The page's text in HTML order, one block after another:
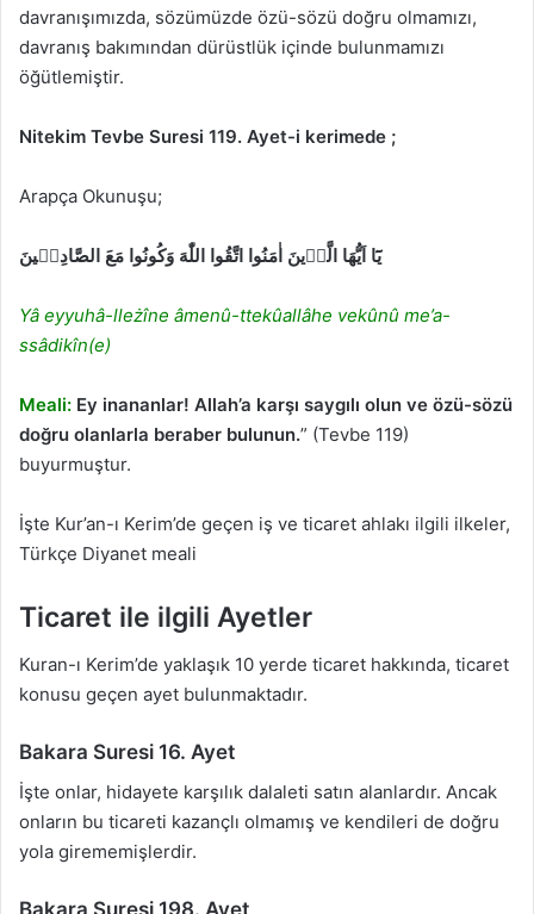
davranışımızda, sözümüzde özü-sözü doğru olmamızı,
davranış bakımından dürüstlük içinde bulunmamızı
öğütlemiştir.
Nitekim Tevbe Suresi 119. Ayet-i kerimede ;
Arapça Okunuşu;
يَٓا اَيُّهَا الَّذ۪ينَ اٰمَنُوا اتَّقُوا اللّٰهَ وَكُونُوا مَعَ الصَّادِق۪ينَ
Yâ eyyuhâ-lleżîne âmenû-ttekûallâhe vekûnû me’a-
ssâdikîn(e)
Meali: Ey inananlar! Allah’a karşı saygılı olun ve özü-sözü
doğru olanlarla beraber bulunun.” (Tevbe 119)
buyurmuştur.
İşte Kur’an-ı Kerim’de geçen iş ve ticaret ahlakı ilgili ilkeler,
Türkçe Diyanet meali
Ticaret ile ilgili Ayetler
Kuran-ı Kerim’de yaklaşık 10 yerde ticaret hakkında, ticaret
konusu geçen ayet bulunmaktadır.
Bakara Suresi 16. Ayet
İşte onlar, hidayete karşılık dalaleti satın alanlardır. Ancak
onların bu ticareti kazançlı olmamış ve kendileri de doğru
yola girememişlerdir.
Bakara Suresi 198. Ayet